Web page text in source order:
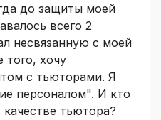
до защиты моей
всего 2
несвязанную с моей
того, хочу
с тьюторами. Я
персоналом". И кто
тьютора?